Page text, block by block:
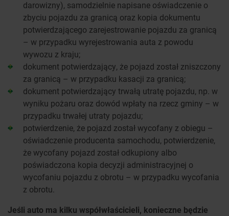
darowizny), samodzielnie napisane oświadczenie o
zbyciu pojazdu za granicą oraz kopia dokumentu
potwierdzającego zarejestrowanie pojazdu za granicą
– w przypadku wyrejestrowania auta z powodu
wywozu z kraju;
dokument potwierdzający, że pojazd został zniszczony
za granicą – w przypadku kasacji za granicą;
dokument potwierdzający trwałą utratę pojazdu, np. w
wyniku pożaru oraz dowód wpłaty na rzecz gminy – w
przypadku trwałej utraty pojazdu;
potwierdzenie, że pojazd został wycofany z obiegu –
oświadczenie producenta samochodu, potwierdzenie,
że wycofany pojazd został odkupiony albo
poświadczona kopia decyzji administracyjnej o
wycofaniu pojazdu z obrotu – w przypadku wycofania
z obrotu.
Jeśli auto ma kilku współwłaścicieli, konieczne będzie